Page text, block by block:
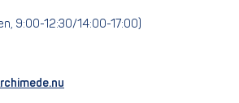
9:00-12:30/14:00-17:00)